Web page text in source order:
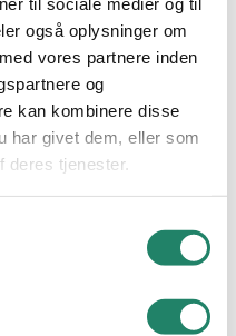
også oplysninger om
vores partnere inden
og
kan kombinere disse
har givet dem, eller som
deres tjenester.